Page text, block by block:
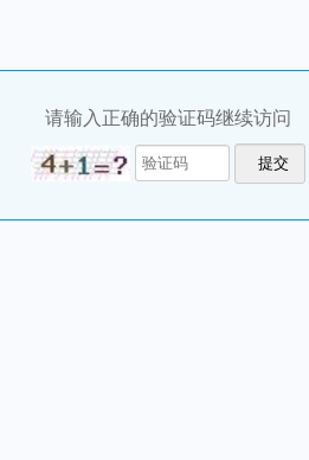
请输入正确的验证码继续访问